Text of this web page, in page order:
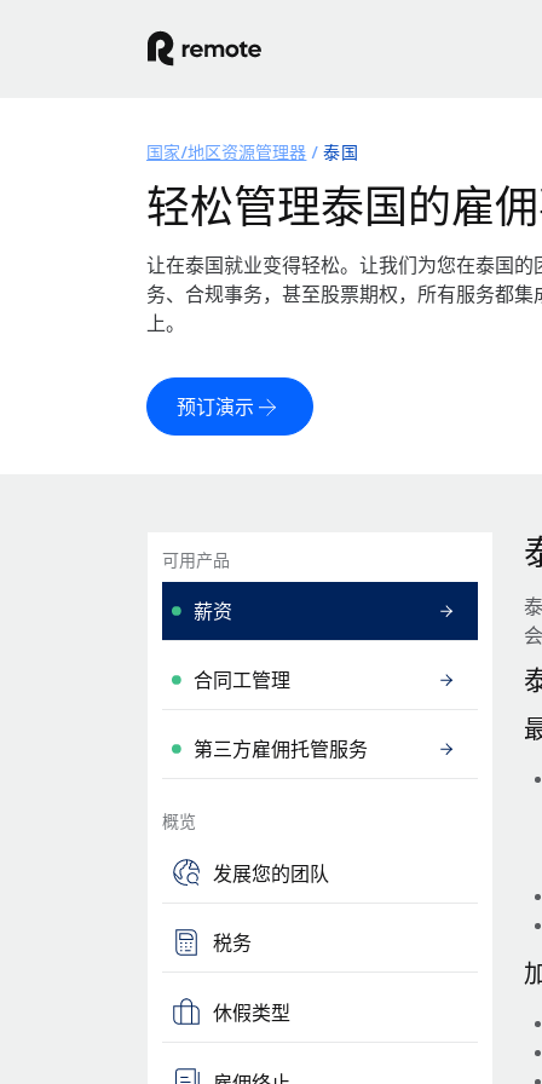
国家/地区资源管理器 泰国
轻松管理泰国的雇
让在泰国就业变得轻松。让我们为您在泰国的
务、合规事务，甚至股票期权，所有服务都
上。
预订演示
可用产品
薪资
合同工管理
第三方雇佣托管服务
概览
发展您的团队
税务
休假类型